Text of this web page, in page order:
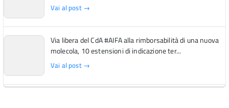
Vai al post →
Via libera del CdA #AIFA alla rimborsabilità di una nuova
molecola, 10 estensioni di indicazione ter...
Vai al post →